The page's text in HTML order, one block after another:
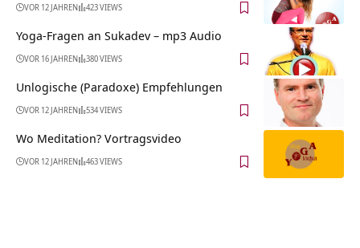
VOR 12 JAHREN 423 VIEWS
Yoga-Fragen an Sukadev – mp3 Audio
VOR 16 JAHREN 380 VIEWS
Unlogische (Paradoxe) Empfehlungen
VOR 12 JAHREN 534 VIEWS
Wo Meditation? Vortragsvideo
VOR 12 JAHREN 463 VIEWS